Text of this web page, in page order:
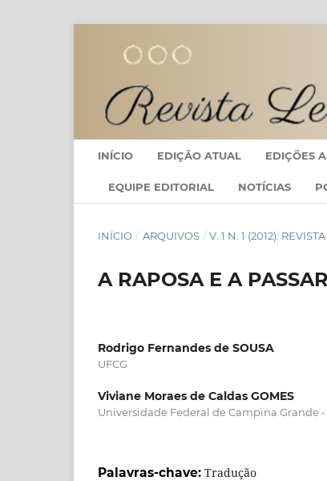
INÍCIO EDIÇÃO ATUAL EDIÇÕES
EQUIPE EDITORIAL NOTÍCIAS
INÍCIO / ARQUIVOS / V. 1 N. 1 (2012):
A RAPOSA E A
Rodrigo Fernandes de SOUSA
UFCG
Viviane Moraes de Caldas GOMES
Universidade Federal de Campina Grande -
Palavras-chave: Tradução